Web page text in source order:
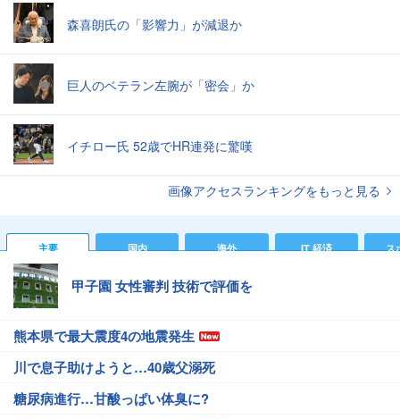
森喜朗氏の「影響力」が減退か
巨人のベテラン左腕が「密会」か
イチロー氏 52歳でHR連発に驚嘆
画像アクセスランキングをもっと見る
主要 国内 海外 IT 経済 ス
甲子園 女性審判 技術で評価を
熊本県で最大震度4の地震発生
川で息子助けようと…40歳父溺死
糖尿病進行…甘酸っぱい体臭に?